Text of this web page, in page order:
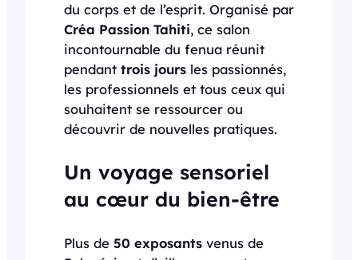
du corps et de l’esprit. Organisé par
Créa Passion Tahiti, ce salon
incontournable du fenua réunit
pendant trois jours les passionnés,
les professionnels et tous ceux qui
souhaitent se ressourcer ou
découvrir de nouvelles pratiques.
Un voyage sensoriel
au cœur du bien-être
Plus de 50 exposants venus de